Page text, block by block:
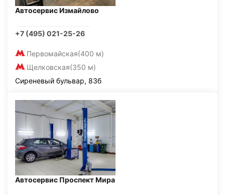
Автосервис Измайлово
+7 (495) 021-25-26
Первомайская(400 м)
Щелковская(350 м)
Сиреневый бульвар, 83б
Автосервис Проспект Мира